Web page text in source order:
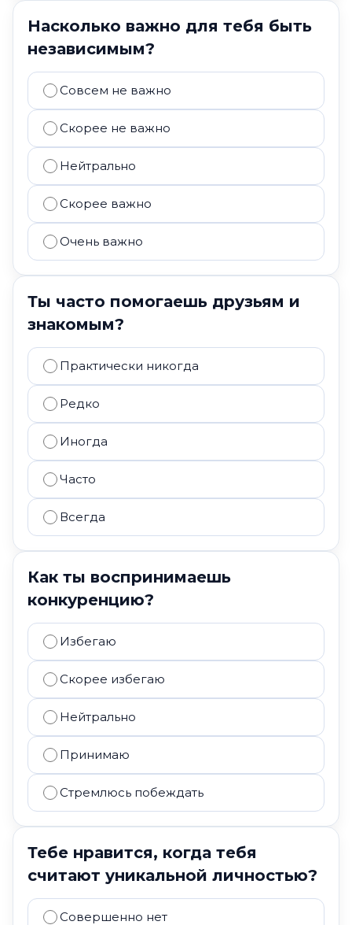
Насколько важно для тебя быть
независимым?
Совсем не важно
Скорее не важно
Нейтрально
Скорее важно
Очень важно
Ты часто помогаешь друзьям и
знакомым?
Практически никогда
Редко
Иногда
Часто
Всегда
Как ты воспринимаешь
конкуренцию?
Избегаю
Скорее избегаю
Нейтрально
Принимаю
Стремлюсь побеждать
Тебе нравится, когда тебя
считают уникальной личностью?
Совершенно нет